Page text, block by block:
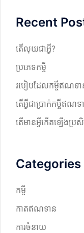
c
Recent
តើលុយជាអ្វី?
ប្រភេទកម្ចី
របៀបដែលកម្ចីឥណទាន
តើអ្វីជាប្រាក់កម្ចីឥណទ
តើមានអ្វីកើតឡើងប្រ
Categories
កម្ចី
កាតឥណទាន
ការចំនាយ